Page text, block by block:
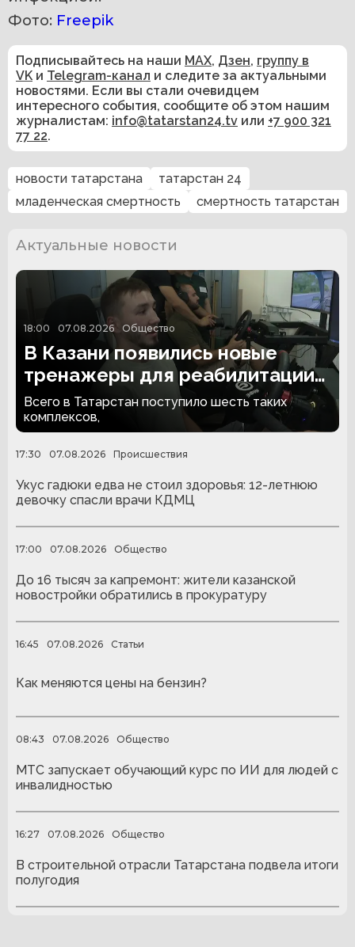
Фото: Freepik
Подписывайтесь на наши MAX, Дзен, группу в
VK и Telegram-канал и следите за актуальными
новостями. Если вы стали очевидцем
интересного события, сообщите об этом нашим
журналистам: info@tatarstan24.tv или +7 900 321
77 22.
новости татарстана
татарстан 24
младенческая смертность
смертность татарстан
Актуальные новости
18:00 07.08.2026 Общество
В Казани появились новые
тренажеры для реабилитации
людей с ампутациями
Всего в Татарстан поступило шесть таких
комплексов,
17:30 07.08.2026 Происшествия
Укус гадюки едва не стоил здоровья: 12-летнюю
девочку спасли врачи КДМЦ
17:00 07.08.2026 Общество
До 16 тысяч за капремонт: жители казанской
новостройки обратились в прокуратуру
16:45 07.08.2026 Статьи
Как меняются цены на бензин?
08:43 07.08.2026 Общество
МТС запускает обучающий курс по ИИ для людей с
инвалидностью
16:27 07.08.2026 Общество
В строительной отрасли Татарстана подвела итоги
полугодия